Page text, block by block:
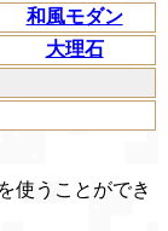
和風モダン
大理石
使うことができ